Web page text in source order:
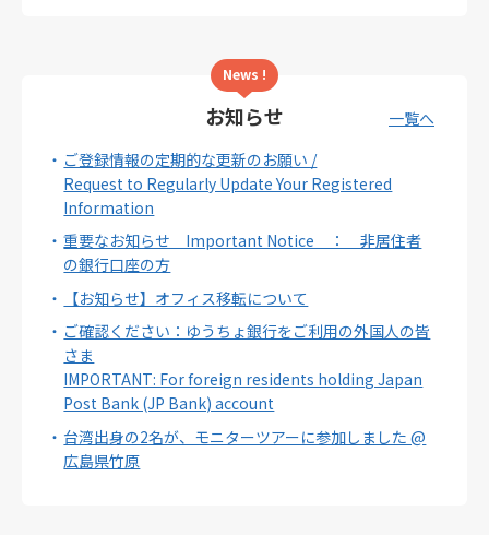
News !
お知らせ
一覧へ
ご登録情報の定期的な更新のお願い /
Request to Regularly Update Your Registered
Information
重要なお知らせ Important Notice ： 非居住者
の銀行口座の方
【お知らせ】オフィス移転について
ご確認ください：ゆうちょ銀行をご利用の外国人の皆
さま
IMPORTANT: For foreign residents holding Japan
Post Bank (JP Bank) account
台湾出身の2名が、モニターツアーに参加しました @
広島県竹原